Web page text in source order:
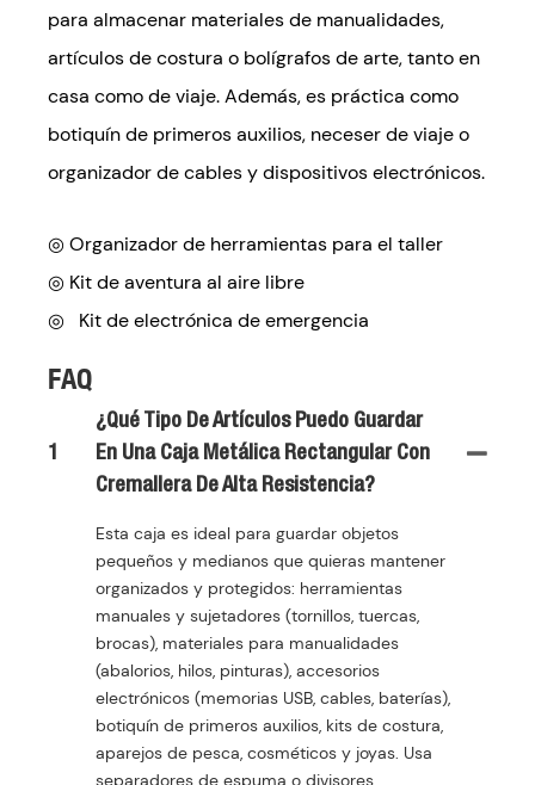
para almacenar materiales de manualidades,
artículos de costura o bolígrafos de arte, tanto en
casa como de viaje. Además, es práctica como
botiquín de primeros auxilios, neceser de viaje o
organizador de cables y dispositivos electrónicos.
◎ Organizador de herramientas para el taller
◎ Kit de aventura al aire libre
◎
Kit de electrónica de emergencia
FAQ
1
¿Qué Tipo De Artículos Puedo Guardar
En Una Caja Metálica Rectangular Con
Cremallera De Alta Resistencia?
Esta caja es ideal para guardar objetos
pequeños y medianos que quieras mantener
organizados y protegidos: herramientas
manuales y sujetadores (tornillos, tuercas,
brocas), materiales para manualidades
(abalorios, hilos, pinturas), accesorios
electrónicos (memorias USB, cables, baterías),
botiquín de primeros auxilios, kits de costura,
aparejos de pesca, cosméticos y joyas. Usa
separadores de espuma o divisores